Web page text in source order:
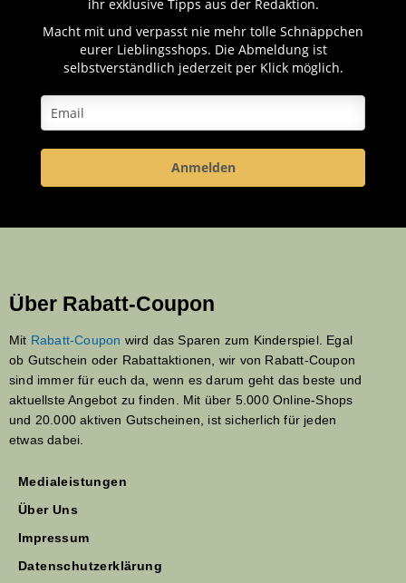
ihr exklusive Tipps aus der Redaktion.
Macht mit und verpasst nie mehr tolle Schnäppchen
eurer Lieblingsshops. Die Abmeldung ist
selbstverständlich jederzeit per Klick möglich.
Anmelden
Über Rabatt-Coupon
Mit Rabatt-Coupon wird das Sparen zum Kinderspiel. Egal
ob Gutschein oder Rabattaktionen, wir von Rabatt-Coupon
sind immer für euch da, wenn es darum geht das beste und
aktuellste Angebot zu finden. Mit über 5.000 Online-Shops
und 20.000 aktiven Gutscheinen, ist sicherlich für jeden
etwas dabei.
Medialeistungen
Über Uns
Impressum
Datenschutzerklärung